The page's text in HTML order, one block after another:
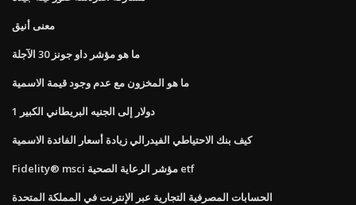
معنى أنيق
ما هو مؤشر داو جونز 30 الآجلة
ما هو المخزون مع عدم وجود قيمة الاسمية
1 دولار إلى الجنيه البريطاني الكبير
كيف بنك الاحتياطي الفيدرالي زيادة أسعار الفائدة الاسمية
Fidelity® msci مؤشر الرعاية الصحية etf
الحسابات المصرفية التجارية عبر الإنترنت في المملكة المتحدة